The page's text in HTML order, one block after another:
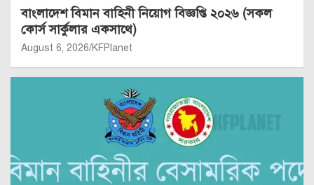
বাংলাদেশ বিমান বাহিনী নিয়োগ বিজ্ঞপ্তি ২০২৬ (সকল
কোর্স সার্কুলার একসাথে)
August 6, 2026 KFPlanet